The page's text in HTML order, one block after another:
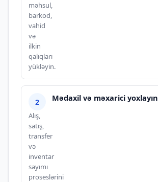
məhsul,
barkod,
vahid
və
ilkin
qalıqları
yükləyin.
Mədaxil və məxarici yoxlayın
Alış,
satış,
transfer
və
inventar
sayımı
proseslərini